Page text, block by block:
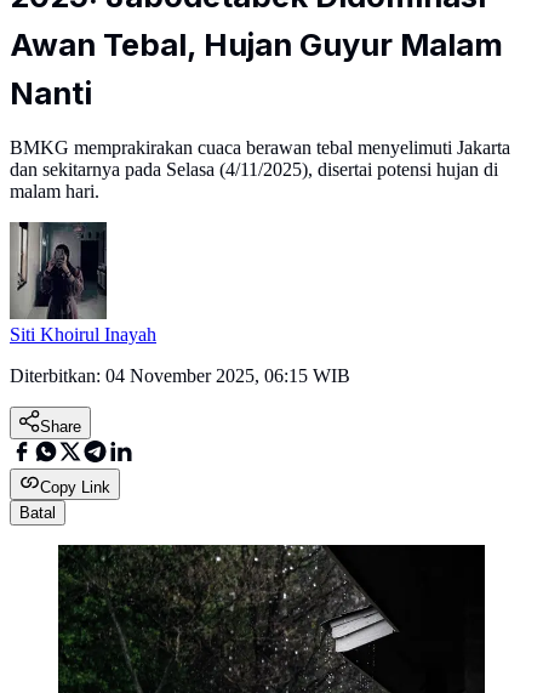
Awan Tebal, Hujan Guyur Malam
Nanti
BMKG memprakirakan cuaca berawan tebal menyelimuti Jakarta
dan sekitarnya pada Selasa (4/11/2025), disertai potensi hujan di
malam hari.
Siti Khoirul Inayah
Diterbitkan: 04 November 2025, 06:15 WIB
Share
Copy Link
Batal